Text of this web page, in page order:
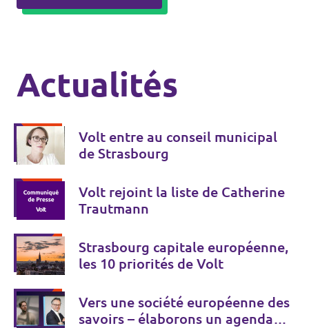
Actualités
Volt entre au conseil municipal
de Strasbourg
Volt rejoint la liste de Catherine
Trautmann
Strasbourg capitale européenne,
les 10 priorités de Volt
Vers une société européenne des
savoirs – élaborons un agenda